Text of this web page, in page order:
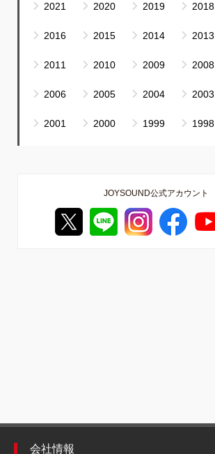
2021 2020 2019 2018
2016 2015 2014 2013
2011 2010 2009 2008
2006 2005 2004 2003
2001 2000 1999 1998
JOYSOUND公式アカウント
会社情報